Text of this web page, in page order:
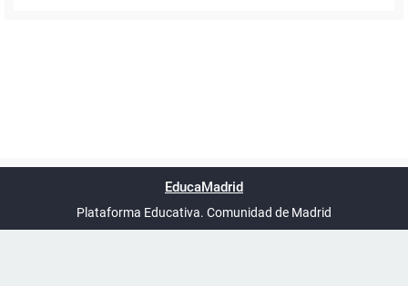
UTC+02:00
phpBB España
EducaMadrid
Plataforma Educativa. Comunidad de Madrid